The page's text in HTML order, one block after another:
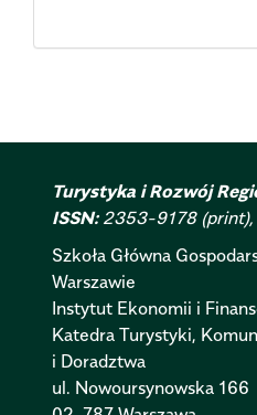
Turystyka i Rozwój
ISSN: 2353-9178
Szkoła Główna
Warszawie
Instytut Ekonomii i
Katedra Turystyki,
i Doradztwa
ul. Nowoursynowska 166